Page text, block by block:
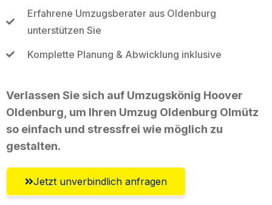
Erfahrene Umzugsberater aus Oldenburg
unterstützen Sie
Komplette Planung & Abwicklung inklusive
Verlassen Sie sich auf Umzugskönig Hoover
Oldenburg, um Ihren Umzug Oldenburg Olmütz
so einfach und stressfrei wie möglich zu
gestalten.
Jetzt unverbindlich anfragen